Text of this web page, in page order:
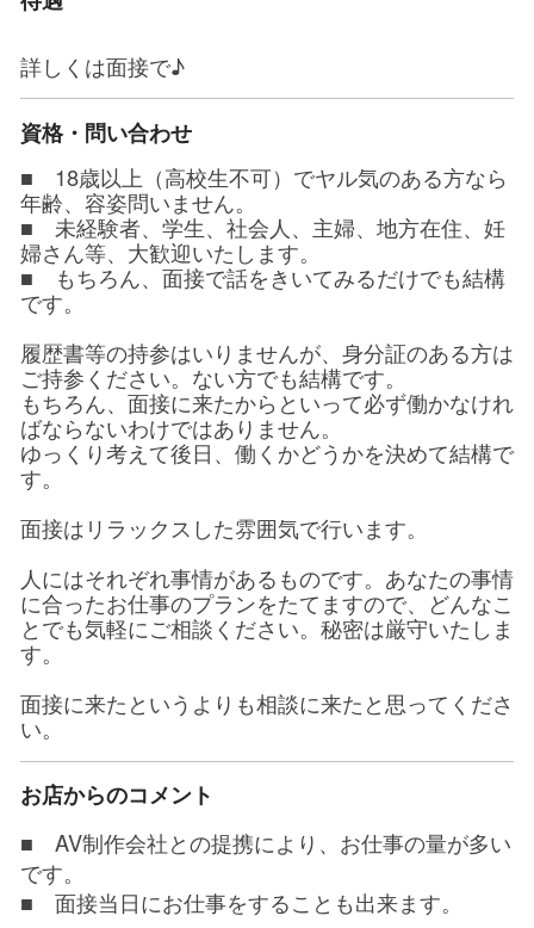
詳しくは面接で♪
資格・問い合わせ
■ 18歳以上（高校生不可）でヤル気のある方なら
年齢、容姿問いません。
■ 未経験者、学生、社会人、主婦、地方在住、妊
婦さん等、大歓迎いたします。
■ もちろん、面接で話をきいてみるだけでも結構
です。
履歴書等の持参はいりませんが、身分証のある方は
ご持参ください。ない方でも結構です。
もちろん、面接に来たからといって必ず働かなけれ
ばならないわけではありません。
ゆっくり考えて後日、働くかどうかを決めて結構で
す。
面接はリラックスした雰囲気で行います。
人にはそれぞれ事情があるものです。あなたの事情
に合ったお仕事のプランをたてますので、どんなこ
とでも気軽にご相談ください。秘密は厳守いたしま
す。
面接に来たというよりも相談に来たと思ってくださ
い。
お店からのコメント
■ AV制作会社との提携により、お仕事の量が多い
です。
■ 面接当日にお仕事をすることも出来ます。